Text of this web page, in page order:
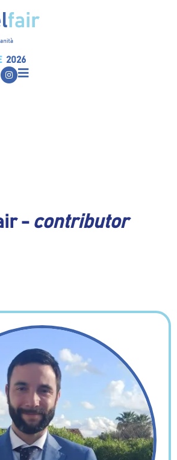
2026
-contributor